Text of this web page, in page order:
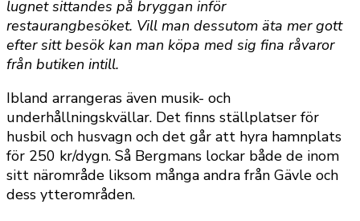
lugnet sittandes på bryggan inför
restaurangbesöket. Vill man dessutom äta mer gott
efter sitt besök kan man köpa med sig fina råvaror
från butiken intill.
Ibland arrangeras även musik- och
underhållningskvällar. Det finns ställplatser för
husbil och husvagn och det går att hyra hamnplats
för 250 kr/dygn. Så Bergmans lockar både de inom
sitt närområde liksom många andra från Gävle och
dess ytterområden.